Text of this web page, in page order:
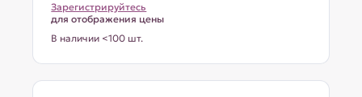
Зарегистрируйтесь
для отображения цены
В наличии <100 шт.